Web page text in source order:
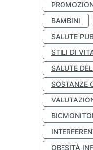
BAMBINI
SALUTE
STILI DI
SALUTE
SOSTANZE
OBESITÀ